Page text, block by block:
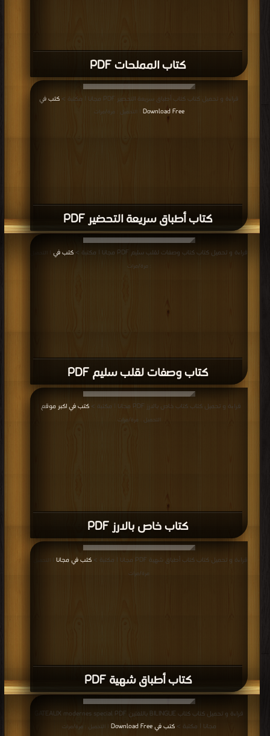
كتاب المملحات PDF
كتاب أطباق سريعة التحضير PDF
قراءة و تحميل كتاب كتاب أطباق سريعة التحضير PDF مجانا | مكتبة >
كتب في
Download Free
| التحميل : مرة/مرات
كتاب وصفات لقلب سليم PDF
قراءة و تحميل كتاب كتاب وصفات لقلب سليم PDF مجانا | مكتبة > كتب في
: مرة/مرات
كتاب خاص بالارز PDF
قراءة و تحميل كتاب كتاب خاص بالارز PDF مجانا | مكتبة > كتب في اكبر موقع
التحميل : مرة/مرات
كتاب أطباق شهية PDF
قراءة و تحميل كتاب كتاب أطباق شهية PDF مجانا | مكتبة > كتب في مجانا
مرة/مرات
قراءة و تحميل كتاب كتاب BILINGUE باللغتين GATEAUX modernes special PDF
مجانا | مكتبة >كتب في Download Free | التحميل : مرة/مرات